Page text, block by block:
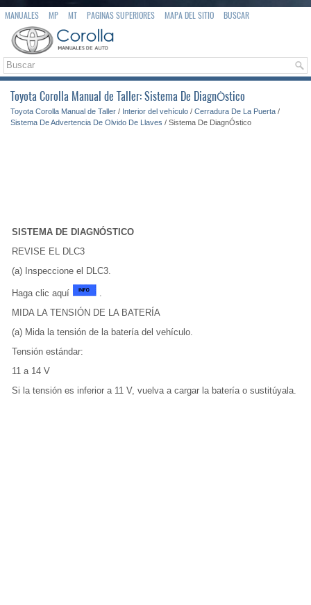
MANUALES MP MT PAGINAS SUPERIORES MAPA DEL SITIO BUSCAR
Toyota Corolla Manual de Taller: Sistema De DiagnÓstico
Toyota Corolla Manual de Taller / Interior del vehículo / Cerradura De La Puerta /
Sistema De Advertencia De Olvido De Llaves / Sistema De DiagnÓstico
SISTEMA DE DIAGNÓSTICO
REVISE EL DLC3
(a) Inspeccione el DLC3.
Haga clic aquí
.
MIDA LA TENSIÓN DE LA BATERÍA
(a) Mida la tensión de la batería del vehículo.
Tensión estándar:
11 a 14 V
Si la tensión es inferior a 11 V, vuelva a cargar la batería o sustitúyala.